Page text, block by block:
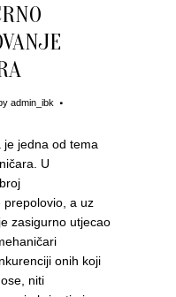
admin_ibk
jedna od tema
U
prepolovio, a uz
zasigurno utjecao
onih koji
niti